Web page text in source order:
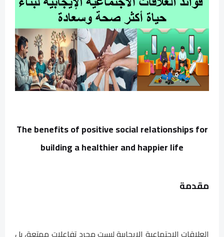
The benefits of positive social relationships for
building a healthier and happier life
مقدمة
العلاقات الاجتماعية الإيجابية ليست مجرد تفاعلات ممتعة، بل